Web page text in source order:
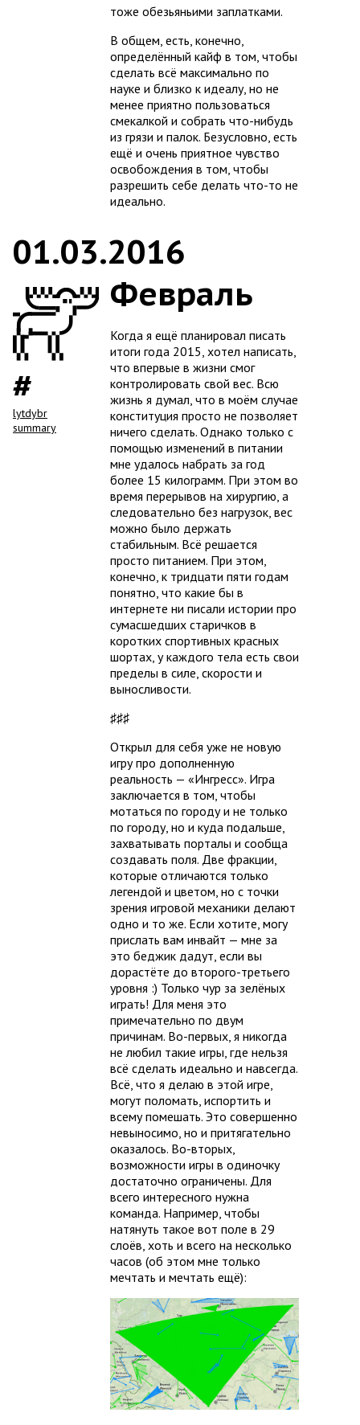
тоже обезьяньими заплатками.
В общем, есть, конечно,
определённый кайф в том, чтобы
сделать всё максимально по
науке и близко к идеалу, но не
менее приятно пользоваться
смекалкой и собрать что-нибудь
из грязи и палок. Безусловно, есть
ещё и очень приятное чувство
освобождения в том, чтобы
разрешить себе делать что-то не
идеально.
lytdybr
summary
01.03.2016
Февраль
Когда я ещё планировал писать
итоги года 2015, хотел написать,
что впервые в жизни смог
контролировать свой вес. Всю
жизнь я думал, что в моём случае
конституция просто не позволяет
ничего сделать. Однако только с
помощью изменений в питании
мне удалось набрать за год
более 15 килограмм. При этом во
время перерывов на хирургию, а
следовательно без нагрузок, вес
можно было держать
стабильным. Всё решается
просто питанием. При этом,
конечно, к тридцати пяти годам
понятно, что какие бы в
интернете ни писали истории про
сумасшедших старичков в
коротких спортивных красных
шортах, у каждого тела есть свои
пределы в силе, скорости и
выносливости.
♯♯♯
Открыл для себя уже не новую
игру про дополненную
реальность — «Ингресс». Игра
заключается в том, чтобы
мотаться по городу и не только
по городу, но и куда подальше,
захватывать порталы и сообща
создавать поля. Две фракции,
которые отличаются только
легендой и цветом, но с точки
зрения игровой механики делают
одно и то же. Если хотите, могу
прислать вам инвайт — мне за
это беджик дадут, если вы
дорастёте до второго-третьего
уровня :) Только чур за зелёных
играть! Для меня это
примечательно по двум
причинам. Во-первых, я никогда
не любил такие игры, где нельзя
всё сделать идеально и навсегда.
Всё, что я делаю в этой игре,
могут поломать, испортить и
всему помешать. Это совершенно
невыносимо, но и притягательно
оказалось. Во-вторых,
возможности игры в одиночку
достаточно ограничены. Для
всего интересного нужна
команда. Например, чтобы
натянуть такое вот поле в 29
слоёв, хоть и всего на несколько
часов (об этом мне только
мечтать и мечтать ещё):